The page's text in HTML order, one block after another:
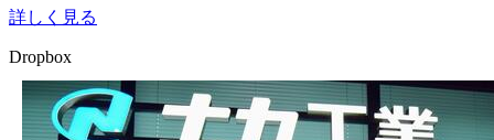
詳しく見る
Dropbox